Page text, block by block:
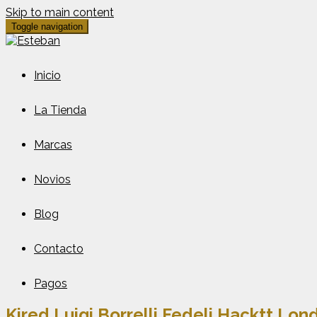
Skip to main content
Toggle navigation
Inicio
La Tienda
Marcas
Novios
Blog
Contacto
Pagos